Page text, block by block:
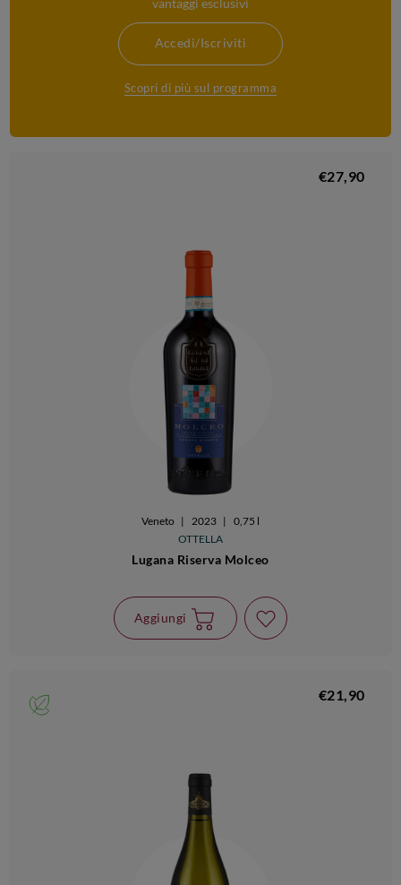
Accedi/Iscriviti
Scopri di più sul programma
€27,90
Veneto | 2023 |
0,75 l
OTTELLA
Lugana Riserva Molceo
Aggiungi
€21,90